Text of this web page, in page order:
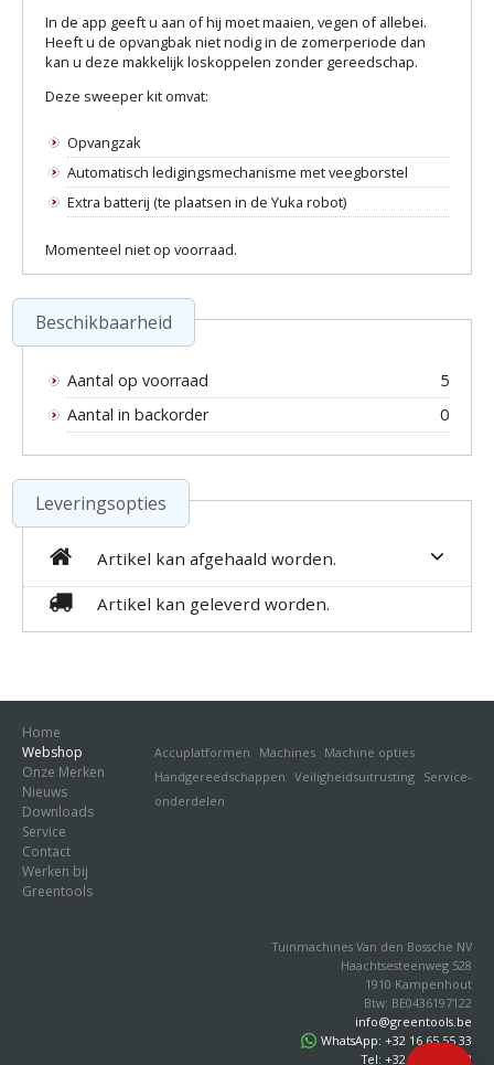
In de app geeft u aan of hij moet maaien, vegen of allebei.
Heeft u de opvangbak niet nodig in de zomerperiode dan
kan u deze makkelijk loskoppelen zonder gereedschap.
Deze sweeper kit omvat:
Opvangzak
Automatisch ledigingsmechanisme met veegborstel
Extra batterij (te plaatsen in de Yuka robot)
Momenteel niet op voorraad.
Beschikbaarheid
Aantal op voorraad
5
Aantal in backorder
0
Leveringsopties
Artikel kan afgehaald worden.
Artikel kan geleverd worden.
Home
Webshop
Accuplatformen Machines Machine opties
Handgereedschappen Veiligheidsuitrusting Service-
onderdelen
Onze Merken
Nieuws
Downloads
Service
Contact
Werken bij
Greentools
Tuinmachines Van den Bossche NV
Haachtsesteenweg 528
1910 Kampenhout
Btw: BE0436197122
info@greentools.be
WhatsApp: +32 16 65 55 33
Tel: +32 16 65 55 33